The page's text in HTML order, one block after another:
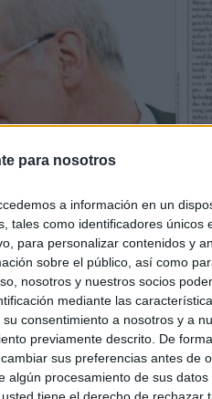
para nosotros
a información en un
tales como identificadores únicos
para personalizar contenidos y
sobre el público, así como
nosotros y nuestros socios
mediante las
consentimiento a nosotros y a
previamente descrito. De
sus preferencias antes de
algún procesamiento de sus
tiene el derecho de rechazar